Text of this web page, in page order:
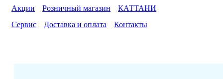
Акции Розничный магазин
КАТТАНИ
Сервис
Доставка и оплата Контакты